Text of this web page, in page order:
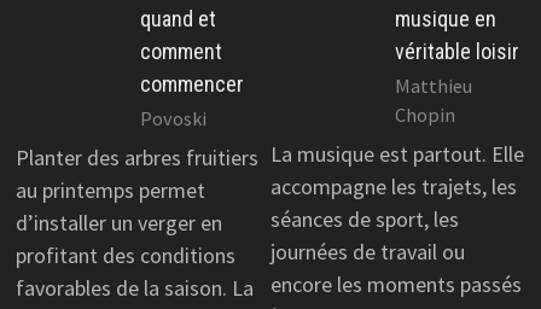
quand et
comment
commencer
Povoski
Planter des arbres fruitiers
au printemps permet
d’installer un verger en
profitant des conditions
favorables de la saison. La
musique en
véritable loisir
Matthieu
Chopin
La musique est partout. Elle
accompagne les trajets, les
séances de sport, les
journées de travail ou
encore les moments passés